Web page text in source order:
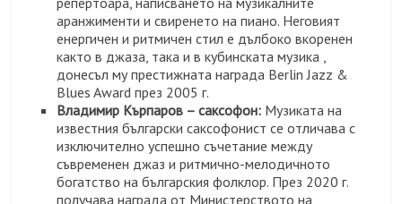
аранжименти и свиренето на пиано. Неговият
енергичен и ритмичен стил е дълбоко вкоренен
както в джаза, така и в кубинската музика ,
донесъл му престижната награда Berlin Jazz &
Blues Award през 2005 г.
Владимир Кърпаров – саксофон: Музиката на
известния български саксофонист се отличава с
изключително успешно съчетание между
съвременен джаз и ритмично-мелодичното
богатство на българския фолклор. През 2020 г.
получава награда от Министерството на